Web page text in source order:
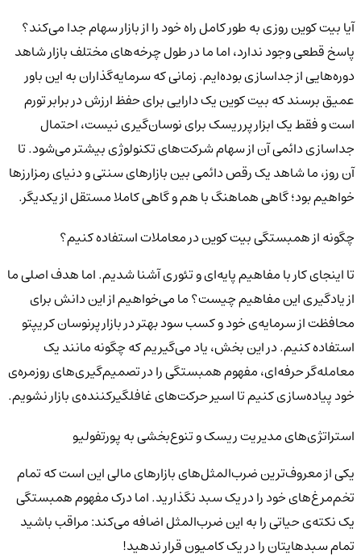
آیا بیت کوین روزی به طور کامل راه خود را از بازار سهام جدا می‌کند؟
پاسخ قطعی وجود ندارد، اما ما در طول چرخه‌های مختلف بازار شاهد
دوره‌هایی از جداسازی بوده‌ایم. زمانی که سرمایه‌گذاران به این باور
عمیق برسند که بیت کوین یک دارایی برای حفظ ارزش در برابر تورم
است و فقط یک ابزار پرریسک برای نوسان‌گیری نیست، احتمال
جداسازی دائمی آن از سهام شرکت‌های تکنولوژی بیشتر می‌شود. تا
آن روز، ما شاهد یک رقص دائمی بین بازارهای سنتی و دنیای رمزارزها
خواهیم بود؛ گاهی هماهنگ با هم و گاهی کاملا مستقل از یکدیگر.
چگونه از همبستگی بیت کوین در معاملات استفاده کنیم؟
تا اینجای کار با مفاهیم پایه‌ای و تئوری آشنا شدیم. اما هدف اصلی ما
از یادگیری این مفاهیم چیست؟ ما می‌خواهیم از این دانش برای
محافظت از سرمایه‌ی خود و کسب سود بهتر در بازار پرنوسان کریپتو
استفاده کنیم. در این بخش، یاد می‌گیریم که چگونه مانند یک
معامله‌گر حرفه‌ای، مفهوم همبستگی را در تصمیم‌گیری‌های روزمره‌ی
خود پیاده‌سازی کنیم تا اسیر حرکت‌های غافلگیرکننده‌ی بازار نشویم.
استراتژی‌های مدیریت ریسک و تنوع‌بخشی به پورتفولیو
یکی از معروف‌ترین ضرب‌المثل‌های بازارهای مالی این است که تمام
تخم‌مرغ‌های خود را در یک سبد نگذارید. اما درک مفهوم همبستگی
یک نکته‌ی حیاتی را به این ضرب‌المثل اضافه می‌کند: مراقب باشید
تمام سبدهایتان را در یک کامیون قرار ندهید!